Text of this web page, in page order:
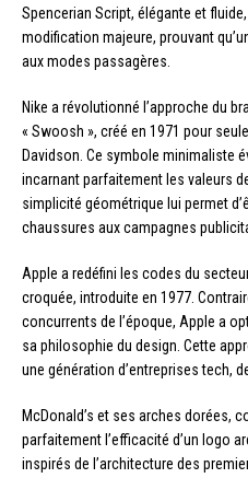
Spencerian Script, élégante et
modification majeure, prouvant
aux modes passagères.
Nike a révolutionné l’approche du
« Swoosh », créé en 1971 pour
Davidson. Ce symbole minimaliste
incarnant parfaitement les valeurs
simplicité géométrique lui permet
chaussures aux campagnes
Apple a redéfini les codes du
croquée, introduite en 1977.
concurrents de l’époque, Apple a
sa philosophie du design. Cette
une génération d’entreprises tech,
McDonald’s et ses arches dorées,
parfaitement l’efficacité d’un logo
inspirés de l’architecture des